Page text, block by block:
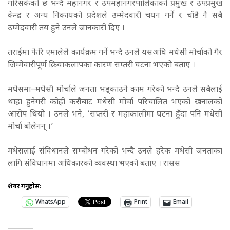
गरिसकेको छ भन्दै महानगर र उपमहानगरपालिकाको प्रमुख र उपप्रमुख
केन्द्र र अन्य निकायको प्रदेशले उम्मेदवारी चयन गर्ने र चाँडै नै सबै
उम्मेदवारी तय हुने उनले जानकारी दिए ।
तराईमा फेरि एमालेले कार्यक्रम गर्ने भन्दै उनले यसअघि मधेसी मोर्चाको गैर
जिम्मेवारीपूर्ण क्रियाकलापका कारण सप्तरी घटना भएको बताए ।
मधेसमा–मधेसी मोर्चाले जनता भड्काउने काम गरेको भन्दै उनले सबैलाई
थाहा हुनेगरी कोही कसैबाट मधेसी मोर्चा परिचालित भएको खनालको
आरोप थियो । उनले भने, ‘सप्तरी र महाकालीमा घटना हुँदा पनि मधेसी
मोर्चा बोलेनन् ।’
मधेसलाई संविधानले सम्बोधन गरेको भन्दै उनले हरेक मधेसी जनताका
लागि संविधानमा अधिकारको व्यवस्था भएको बताए । रासस
शेयर गर्नुहोस:
WhatsApp
Print Email